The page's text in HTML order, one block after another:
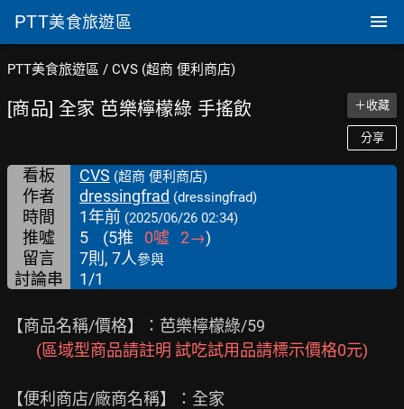
PTT美食旅遊區
PTT美食旅遊區 / CVS (超商 便利商店)
[商品] 全家 芭樂檸檬綠 手搖飲 ＋收藏
分享
看板 CVS (超商 便利商店)
作者 dressingfrad (dressingfrad)
時間 1年前 (2025/06/26 02:34)
推噓 5 (5推 0噓 2→)
留言
7則, 7人參與
討論串 1/1
【商品名稱/價格】：芭樂檸檬綠/59
(區域型商品請註明 試吃試用品請標示價格0元)
【便利商店/廠商名稱】：全家